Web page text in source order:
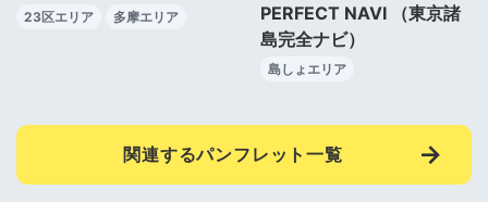
23区エリア 多摩エリア
PERFECT NAVI （東京諸
島完全ナビ）
島しょエリア
関連するパンフレット一覧